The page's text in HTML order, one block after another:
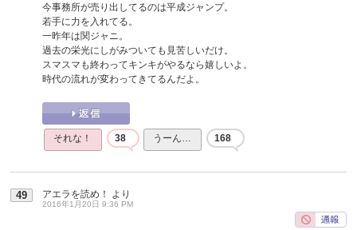
今事務所が売り出してるのは平成ジャンプ。
若手に力を入れてる。
一昨年は関ジャニ。
過去の栄光にしがみついても見苦しいだけ。
スマスマも終わってキンキがやるなら嬉しいよ。
時代の流れが変わってきてるんだよ。
それな！ 38 うーん… 168
49 アエラを読め！ より
2016年1月20日 9:36 PM